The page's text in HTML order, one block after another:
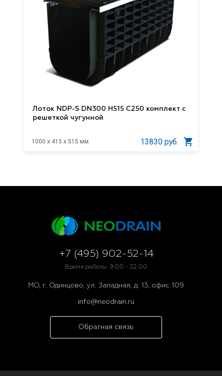
Лоток NDP-S DN300 H515 C250 комплект с
решеткой чугунной
1000 x 415 x 515 мм. 13830 руб.
+7 (495) 902-52-14
Время работы: 9:00 - 22:00
МО, г. Одинцово, ул. Западная, д. 13, офис 109
info@neodrain.ru
Обратная связь